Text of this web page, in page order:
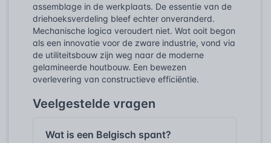
assemblage in de werkplaats. De essentie van de
driehoeksverdeling bleef echter onveranderd.
Mechanische logica veroudert niet. Wat ooit begon
als een innovatie voor de zware industrie, vond via
de utiliteitsbouw zijn weg naar de moderne
gelamineerde houtbouw. Een bewezen
overlevering van constructieve efficiëntie.
Veelgestelde vragen
Wat is een Belgisch spant?